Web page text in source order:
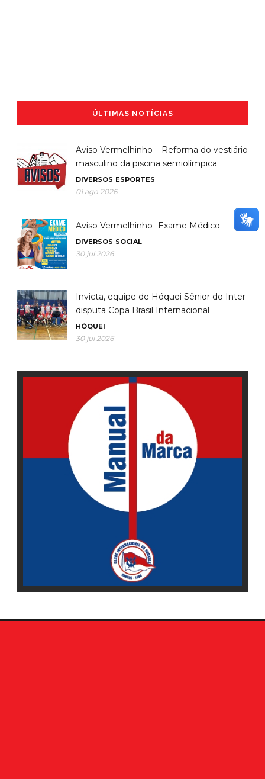
ÚLTIMAS NOTÍCIAS
Aviso Vermelhinho – Reforma do vestiário
masculino da piscina semiolímpica
DIVERSOS ESPORTES
01 ago 2026
Aviso Vermelhinho- Exame Médico
DIVERSOS SOCIAL
30 jul 2026
Invicta, equipe de Hóquei Sênior do Inter
disputa Copa Brasil Internacional
HÓQUEI
30 jul 2026